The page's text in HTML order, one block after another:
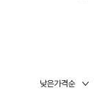
낮은가격순